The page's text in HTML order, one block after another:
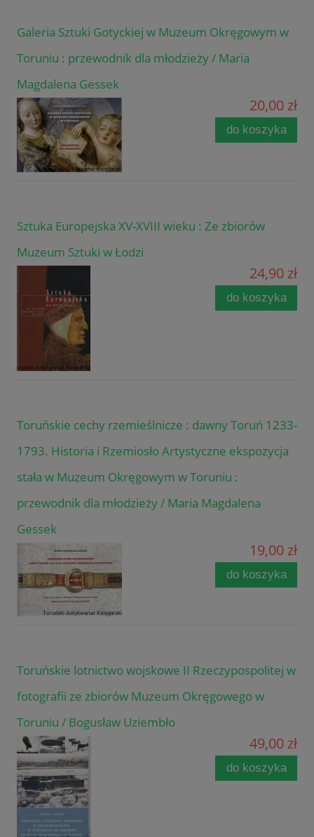
Galeria Sztuki Gotyckiej w Muzeum Okręgowym w
Toruniu : przewodnik dla młodzieży / Maria
Magdalena Gessek
20,00 zł
do koszyka
Sztuka Europejska XV-XVIII wieku : Ze zbiorów
Muzeum Sztuki w Łodzi
24,90 zł
do koszyka
Toruńskie cechy rzemieślnicze : dawny Toruń 1233-
1793. Historia i Rzemiosło Artystyczne ekspozycja
stała w Muzeum Okręgowym w Toruniu :
przewodnik dla młodzieży / Maria Magdalena
Gessek
19,00 zł
do koszyka
Toruńskie lotnictwo wojskowe II Rzeczypospolitej w
fotografii ze zbiorów Muzeum Okręgowego w
Toruniu / Bogusław Uziembło
49,00 zł
do koszyka